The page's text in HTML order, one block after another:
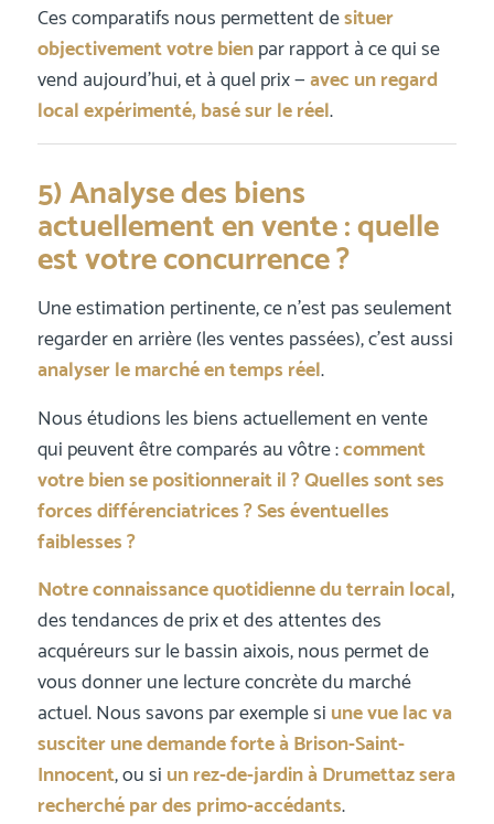
Ces comparatifs nous permettent desituer
objectivement votre bienpar rapport à ce qui se
vend aujourd’hui, et à quel prix —avec un regard
local expérimenté, basé sur le réel.
5) Analyse des biens
actuellement en vente : quelle
est votre concurrence ?
Une estimation pertinente, ce n’est pas seulement
regarder en arrière (les ventes passées), c’est aussi
analyser le marché en temps réel.
Nous étudions les biens actuellement en vente
qui peuvent être comparés au vôtre :comment
votre bien se positionnerait il ? Quelles sont ses
forces différenciatrices ? Ses éventuelles
faiblesses ?
Notre connaissance quotidienne du terrain local,
des tendances de prix et des attentes des
acquéreurs sur le bassin aixois, nous permet de
vous donner une lecture concrète du marché
actuel. Nous savons par exemple si une vue lac va
susciter une demande forte à Brison-Saint-
Innocent, ou si un rez-de-jardin à Drumettaz sera
recherché par des primo-accédants.